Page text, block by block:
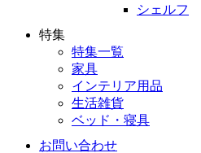
シェルフ
特集
特集一覧
家具
インテリア用品
生活雑貨
ベッド・寝具
お問い合わせ